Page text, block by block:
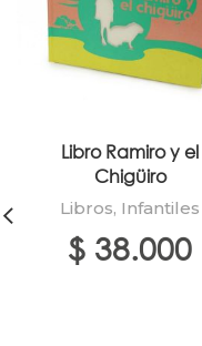
Libro Ramiro y el
Chigüiro
Libros, Infantiles
$ 38.000